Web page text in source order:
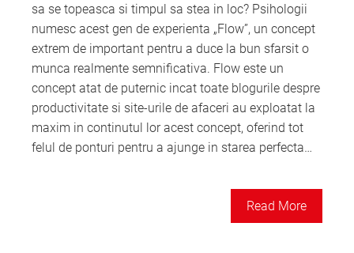
sa se topeasca si timpul sa stea in loc? Psihologii
numesc acest gen de experienta „Flow”, un concept
extrem de important pentru a duce la bun sfarsit o
munca realmente semnificativa. Flow este un
concept atat de puternic incat toate blogurile despre
productivitate si site-urile de afaceri au exploatat la
maxim in continutul lor acest concept, oferind tot
felul de ponturi pentru a ajunge in starea perfecta…
Read More